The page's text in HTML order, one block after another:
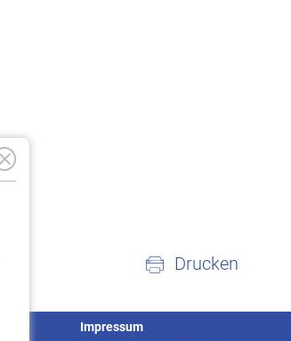
Drucken
Impressum